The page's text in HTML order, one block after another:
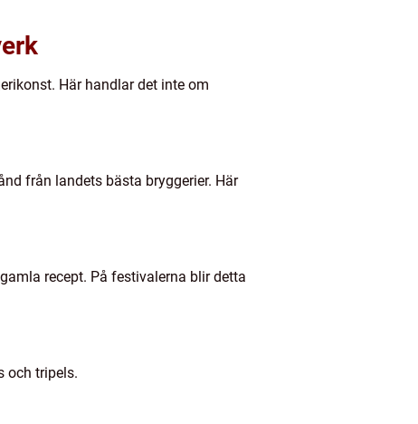
Här handlar det inte om
från landets bästa bryggerier. Här
recept. På festivalerna blir detta
och tripels.